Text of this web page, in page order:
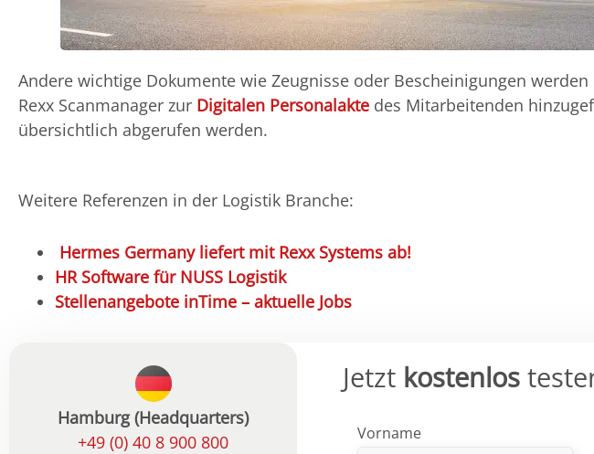
Andere wichtige Dokumente wie Zeugnisse oder Bescheinigungen
Rexx Scanmanager zur Digitalen Personalakte des Mitarbeitenden
übersichtlich abgerufen werden.
Weitere Referenzen in der Logistik Branche:
Hermes Germany liefert mit Rexx Systems ab!
HR Software für NUSS Logistik
Stellenangebote inTime – aktuelle Jobs
Hamburg (Headquarters)
+49 (0) 40 8 900 800
Jetzt kostenlos
Vorname